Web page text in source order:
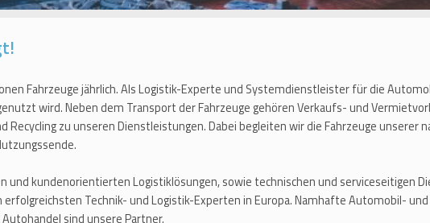
Fahrzeuge jährlich. Als Logistik-Experte und Systemdienstleister für die
wird. Neben dem Transport der Fahrzeuge gehören Verkaufs- und
Recycling zu unseren Dienstleistungen. Dabei begleiten wir die Fahrzeuge unserer
und kundenorientierten Logistiklösungen, sowie technischen und serviceseitigen
erfolgreichsten Technik- und Logistik-Experten in Europa. Namhafte Automobil-
sind unsere Partner.